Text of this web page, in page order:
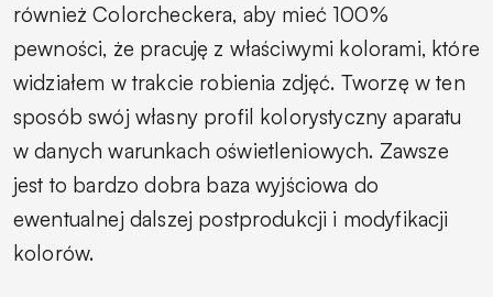
również Colorcheckera, aby mieć 100%
pewności, że pracuję z właściwymi kolorami, które
widziałem w trakcie robienia zdjęć. Tworzę w ten
sposób swój własny profil kolorystyczny aparatu
w danych warunkach oświetleniowych. Zawsze
jest to bardzo dobra baza wyjściowa do
ewentualnej dalszej postprodukcji i modyfikacji
kolorów.